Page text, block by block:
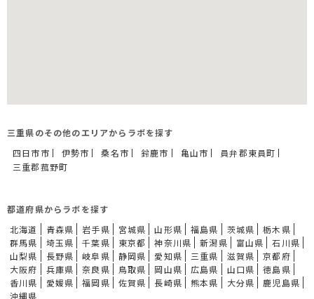
三重県のその他のエリアからラボを探す
四日市市
伊勢市 桑名市 鈴鹿市 亀山市
員弁郡東員町
三重郡菰野町
都道府県からラボを探す
北海道
青森県 岩手県 宮城県 山形県 福島県 茨城県
栃木県
群馬県
埼玉県 千葉県 東京都 神奈川県 新潟県 富山県
石川県
山梨県
長野県 岐阜県 静岡県 愛知県 三重県 滋賀県
京都府
大阪府
兵庫県 奈良県 鳥取県 岡山県 広島県 山口県
徳島県
香川県
愛媛県 福岡県 佐賀県 長崎県 熊本県 大分県
鹿児島県
沖縄県